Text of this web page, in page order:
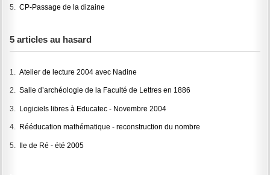
5.CP-Passage de la dizaine
5 articles au hasard
1.Atelier de lecture 2004 avec Nadine
2.Salle d’archéologie de la Faculté de Lettres en 1886
3. Logiciels libres à Educatec - Novembre 2004
4. Rééducation mathématique - reconstruction du nombre
5. Ile de Ré - été 2005